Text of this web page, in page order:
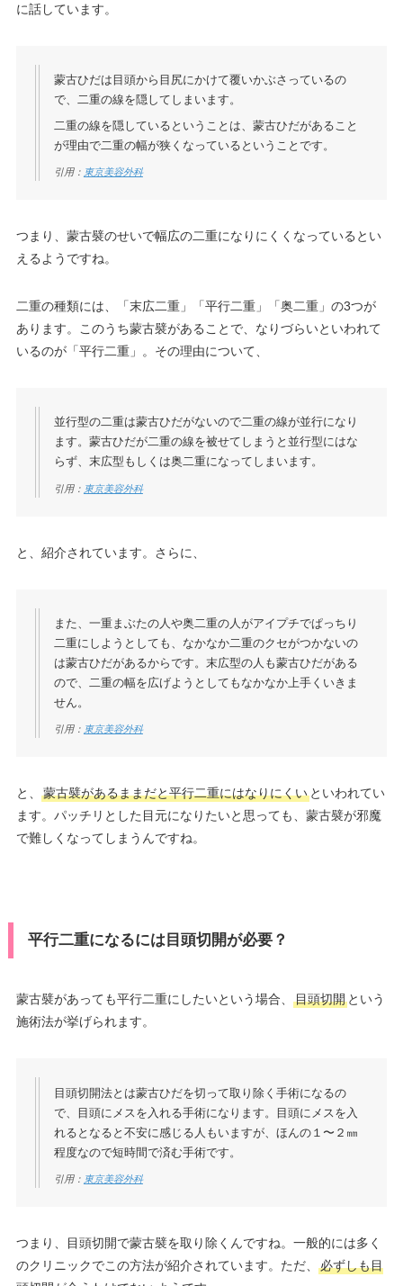
に話しています。
蒙古ひだは目頭から目尻にかけて覆いかぶさっているの
で、二重の線を隠してしまいます。
二重の線を隠しているということは、蒙古ひだがあること
が理由で二重の幅が狭くなっているということです。
引用： 東京美容外科
つまり、蒙古襞のせいで幅広の二重になりにくくなっているとい
えるようですね。
二重の種類には、「末広二重」「平行二重」「奥二重」の3つが
あります。このうち蒙古襞があることで、なりづらいといわれて
いるのが「平行二重」。その理由について、
並行型の二重は蒙古ひだがないので二重の線が並行になり
ます。蒙古ひだが二重の線を被せてしまうと並行型にはな
らず、末広型もしくは奥二重になってしまいます。
引用： 東京美容外科
と、紹介されています。さらに、
また、一重まぶたの人や奥二重の人がアイプチでぱっちり
二重にしようとしても、なかなか二重のクセがつかないの
は蒙古ひだがあるからです。末広型の人も蒙古ひだがある
ので、二重の幅を広げようとしてもなかなか上手くいきま
せん。
引用： 東京美容外科
と、 蒙古襞があるままだと平行二重にはなりにくいといわれてい
ます。パッチリとした目元になりたいと思っても、蒙古襞が邪魔
で難しくなってしまうんですね。
平行二重になるには目頭切開が必要？
蒙古襞があっても平行二重にしたいという場合、 目頭切開という
施術法が挙げられます。
目頭切開法とは蒙古ひだを切って取り除く手術になるの
で、目頭にメスを入れる手術になります。目頭にメスを入
れるとなると不安に感じる人もいますが、ほんの１〜２㎜
程度なので短時間で済む手術です。
引用： 東京美容外科
つまり、目頭切開で蒙古襞を取り除くんですね。一般的には多く
のクリニックでこの方法が紹介されています。ただ、
必ずしも目